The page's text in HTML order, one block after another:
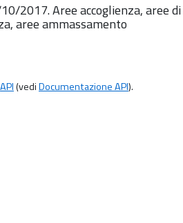
2017. Aree accoglienza, aree
aree ammassamento
API(vediDocumentazione API).